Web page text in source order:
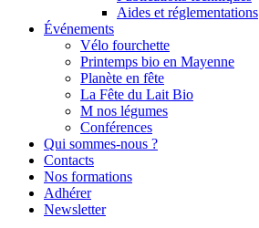
Aides et réglementations
Événements
Vélo fourchette
Printemps bio en Mayenne
Planète en fête
La Fête du Lait Bio
M nos légumes
Conférences
Qui sommes-nous ?
Contacts
Nos formations
Adhérer
Newsletter